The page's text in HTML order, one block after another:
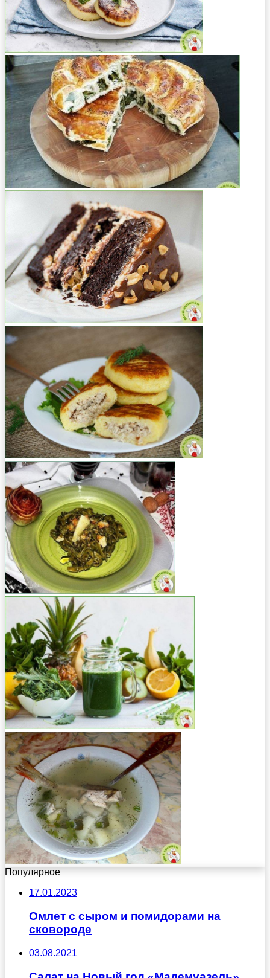
Популярное
17.01.2023
Омлет с сыром и помидорами на
сковороде
03.08.2021